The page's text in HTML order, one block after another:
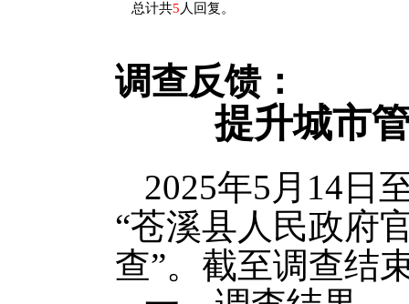
总计共5 人回复。
调查反馈：
提升城市
2025年5月14日
“苍溪县人民政府
查”。截至调查结